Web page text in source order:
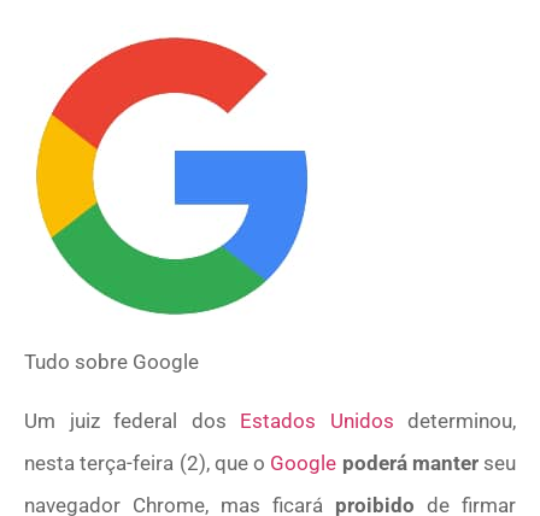
Tudo sobre Google
Um juiz federal dos Estados Unidos determinou,
nesta terça-feira (2), que o Google poderá manterseu
navegador Chrome, mas ficará proibido de firmar